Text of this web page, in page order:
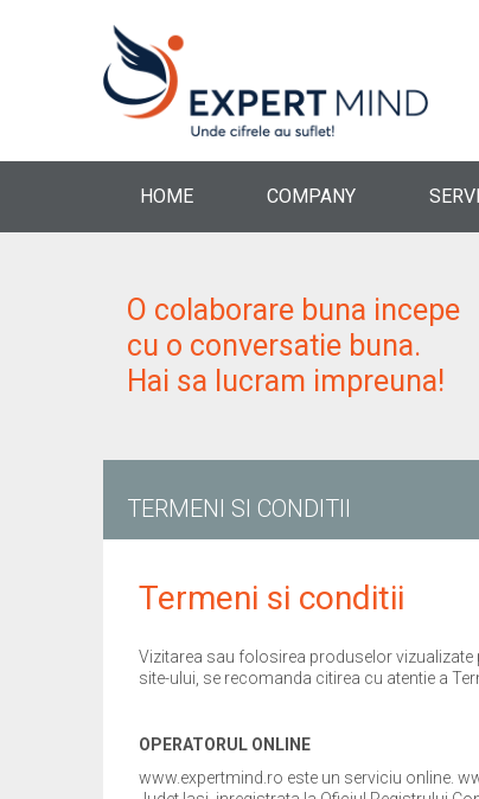
HOME COMPANY
O colaborare buna incepe
cu o conversatie buna.
Hai sa lucram impreuna!
TERMENI SI CONDITII
Termeni si conditii
Vizitarea sau folosirea produselor vizualizate
site-ului, se recomanda citirea cu atentie a
OPERATORUL ONLINE
www.expertmind.ro este un serviciu online.